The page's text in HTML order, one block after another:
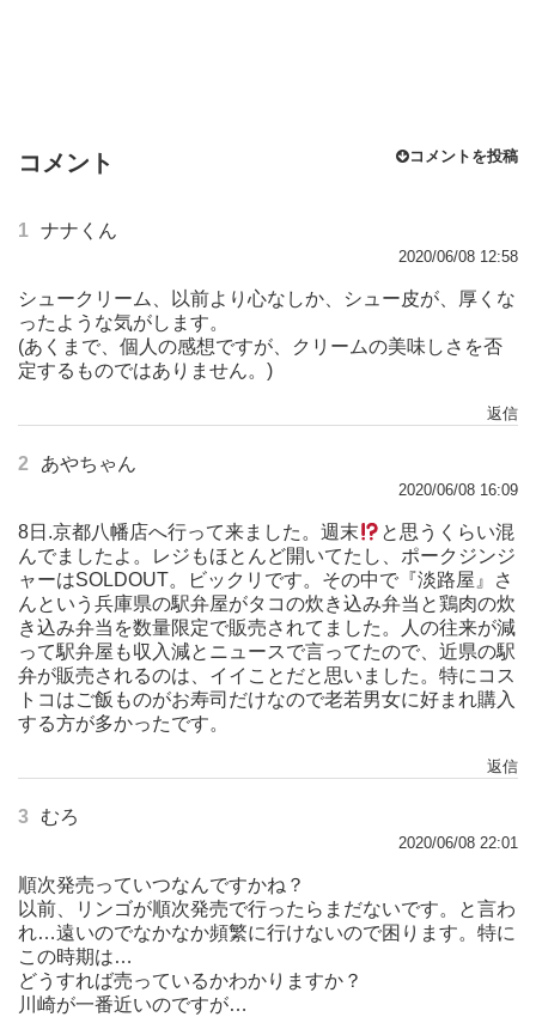
コメント コメントを投稿
1 ナナくん
2020/06/08 12:58
シュークリーム、以前より心なしか、シュー皮が、厚くな
ったような気がします。
(あくまで、個人の感想ですが、クリームの美味しさを否
定するものではありません。)
返信
2 あやちゃん
2020/06/08 16:09
8日.京都八幡店へ行って来ました。週末
と思うくらい混
んでましたよ。レジもほとんど開いてたし、ポークジンジ
ャーはSOLDOUT。ビックリです。その中で『淡路屋』さ
んという兵庫県の駅弁屋がタコの炊き込み弁当と鶏肉の炊
き込み弁当を数量限定で販売されてました。人の往来が減
って駅弁屋も収入減とニュースで言ってたので、近県の駅
弁が販売されるのは、イイことだと思いました。特にコス
トコはご飯ものがお寿司だけなので老若男女に好まれ購入
する方が多かったです。
返信
3 むろ
2020/06/08 22:01
順次発売っていつなんですかね？
以前、リンゴが順次発売で行ったらまだないです。と言わ
れ…遠いのでなかなか頻繁に行けないので困ります。特に
この時期は…
どうすれば売っているかわかりますか？
川崎が一番近いのですが…